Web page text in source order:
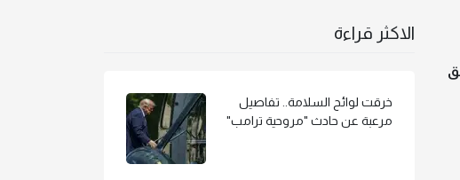
الاكثر قراءة
خرقت لوائح السلامة.. تفاصيل
مرعبة عن حادث "مروحية ترامب"